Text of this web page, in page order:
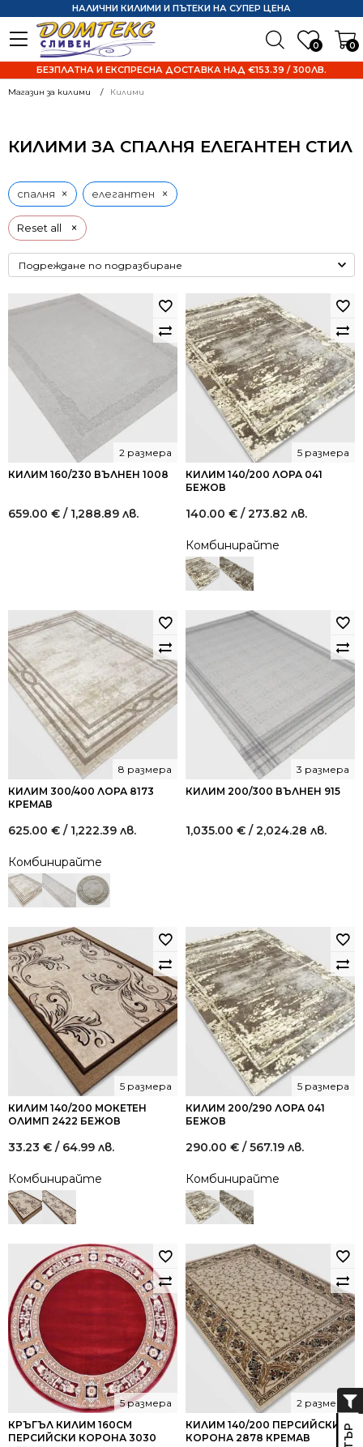
0 0
НАЛИЧНИ КИЛИМИ И ПЪТЕКИ НА СУПЕР ЦЕНА
БЕЗПЛАТНА И ЕКСПРЕСНА ДОСТАВКА НАД €153.39 / 300ЛВ.
Магазин за килими Килими
КИЛИМИ ЗА СПАЛНЯ ЕЛЕГАНТЕН СТИЛ
Reset all ×
спалня × елегантен ×
КИЛИМ 160/230 ВЪЛНЕН 1008
2 размера
659.00 € / 1,288.89 лв.
КИЛИМ 140/200 ЛОРА 041
БЕЖОВ
5 размера
140.00 € / 273.82 лв.
Комбинирайте
КИЛИМ 300/400 ЛОРА 8173
КРЕМАВ
8 размера
625.00 € / 1,222.39 лв.
Комбинирайте
КИЛИМ 200/300 ВЪЛНЕН 915
3 размера
1,035.00 € / 2,024.28 лв.
КИЛИМ 140/200 МОКЕТЕН
ОЛИМП 2422 БЕЖОВ
5 размера
33.23 € / 64.99 лв.
Комбинирайте
КИЛИМ 200/290 ЛОРА 041
БЕЖОВ
5 размера
290.00 € / 567.19 лв.
Комбинирайте
КРЪГЪЛ КИЛИМ 160СМ
ПЕРСИЙСКИ КОРОНА 3030
5 размера
КИЛИМ 140/200 ПЕРСИЙСКИ
КОРОНА 2878 КРЕМАВ
2 размера